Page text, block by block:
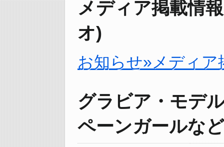
メディア掲載情
オ)
お知らせ»メディア
グラビア・モデ
ペーンガールなど